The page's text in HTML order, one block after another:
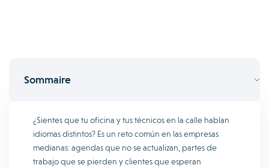
Sommaire
¿Sientes que tu oficina y tus técnicos en la calle hablan
idiomas distintos? Es un reto común en las empresas
medianas: agendas que no se actualizan, partes de
trabajo que se pierden y clientes que esperan